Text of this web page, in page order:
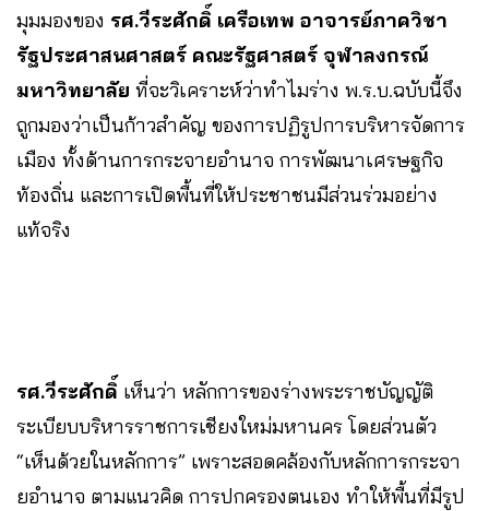
มุมมองของ รศ.วีระศักดิ์ เครือเทพ อาจารย์ภาควิชา
รัฐประศาสนศาสตร์ คณะรัฐศาสตร์ จุฬาลงกรณ์
มหาวิทยาลัย ที่จะวิเคราะห์ว่าทำไมร่าง พ.ร.บ.ฉบับนี้จึง
ถูกมองว่าเป็นก้าวสำคัญ ของการปฏิรูปการบริหารจัดการ
เมือง ทั้งด้านการกระจายอำนาจ การพัฒนาเศรษฐกิจ
ท้องถิ่น และการเปิดพื้นที่ให้ประชาชนมีส่วนร่วมอย่าง
แท้จริง
รศ.วีระศักดิ์ เห็นว่า หลักการของร่างพระราชบัญญัติ
ระเบียบบริหารราชการเชียงใหม่มหานคร โดยส่วนตัว
“เห็นด้วยในหลักการ” เพราะสอดคล้องกับหลักการกระจา
ยอำนาจ ตามแนวคิด การปกครองตนเอง ทำให้พื้นที่มีรูป